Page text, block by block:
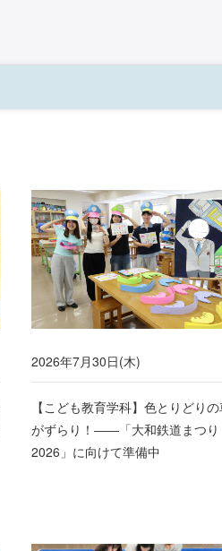
2026年7月30日(木)
【こども教育学科】色とりどり
がずらり！――「大和鉄道まつり
2026」に向けて準備中